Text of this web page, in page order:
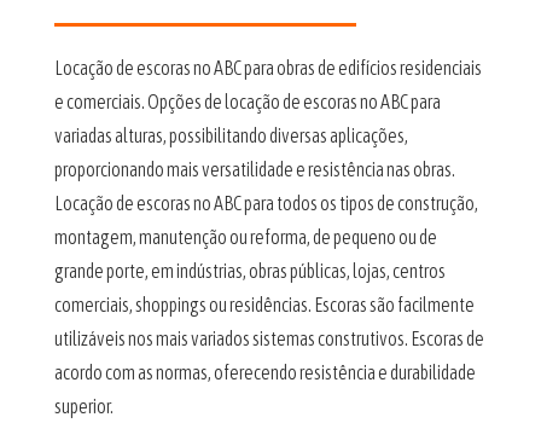
Locação de escoras no ABC para obras de edifícios residenciais
e comerciais. Opções de locação de escoras no ABC para
variadas alturas, possibilitando diversas aplicações,
proporcionando mais versatilidade e resistência nas obras.
Locação de escoras no ABC para todos os tipos de construção,
montagem, manutenção ou reforma, de pequeno ou de
grande porte, em indústrias, obras públicas, lojas, centros
comerciais, shoppings ou residências. Escoras são facilmente
utilizáveis nos mais variados sistemas construtivos. Escoras de
acordo com as normas, oferecendo resistência e durabilidade
superior.